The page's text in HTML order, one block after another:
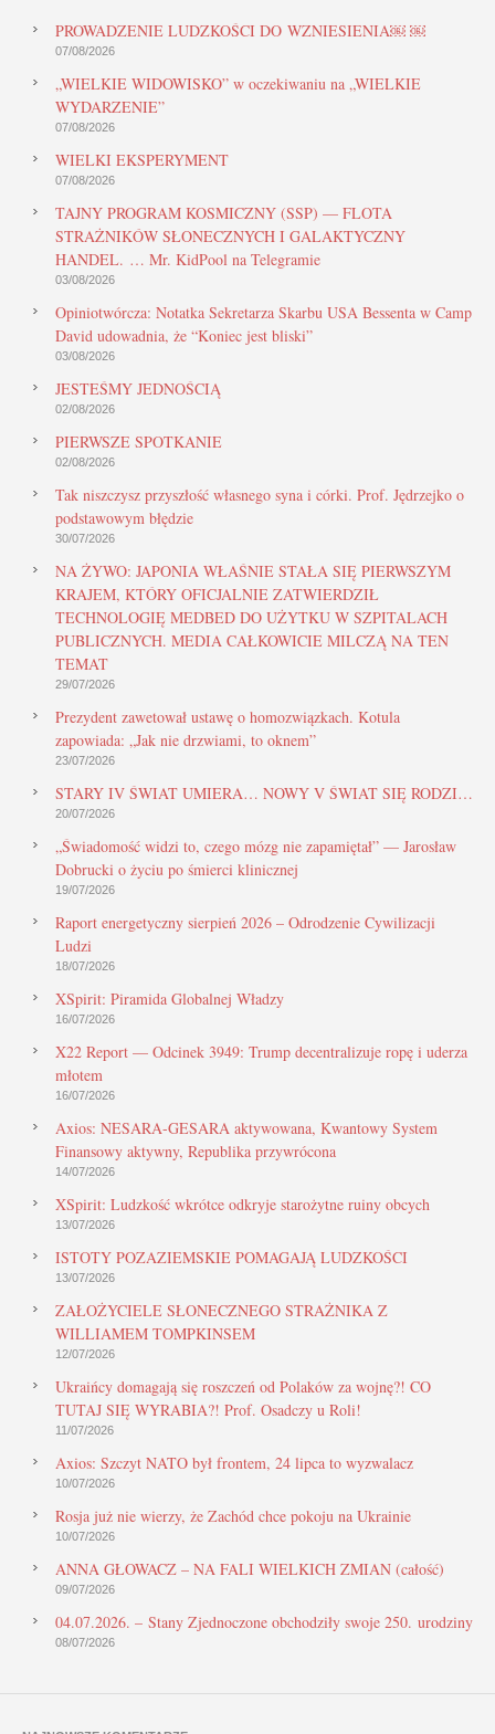
PROWADZENIE LUDZKOŚCI DO WZNIESIENIA￼ ￼
07/08/2026
„WIELKIE WIDOWISKO” w oczekiwaniu na „WIELKIE
WYDARZENIE”
07/08/2026
WIELKI EKSPERYMENT
07/08/2026
TAJNY PROGRAM KOSMICZNY (SSP) — FLOTA
STRAŻNIKÓW SŁONECZNYCH I GALAKTYCZNY
HANDEL. … Mr. KidPool na Telegramie
03/08/2026
Opiniotwórcza: Notatka Sekretarza Skarbu USA Bessenta w Camp
David udowadnia, że “Koniec jest bliski”
03/08/2026
JESTEŚMY JEDNOŚCIĄ
02/08/2026
PIERWSZE SPOTKANIE
02/08/2026
Tak niszczysz przyszłość własnego syna i córki. Prof. Jędrzejko o
podstawowym błędzie
30/07/2026
NA ŻYWO: JAPONIA WŁAŚNIE STAŁA SIĘ PIERWSZYM
KRAJEM, KTÓRY OFICJALNIE ZATWIERDZIŁ
TECHNOLOGIĘ MEDBED DO UŻYTKU W SZPITALACH
PUBLICZNYCH. MEDIA CAŁKOWICIE MILCZĄ NA TEN
TEMAT
29/07/2026
Prezydent zawetował ustawę o homozwiązkach. Kotula
zapowiada: „Jak nie drzwiami, to oknem”
23/07/2026
STARY IV ŚWIAT UMIERA… NOWY V ŚWIAT SIĘ RODZI…
20/07/2026
„Świadomość widzi to, czego mózg nie zapamiętał” — Jarosław
Dobrucki o życiu po śmierci klinicznej
19/07/2026
Raport energetyczny sierpień 2026 – Odrodzenie Cywilizacji
Ludzi
18/07/2026
XSpirit: Piramida Globalnej Władzy
16/07/2026
X22 Report — Odcinek 3949: Trump decentralizuje ropę i uderza
młotem
16/07/2026
Axios: NESARA-GESARA aktywowana, Kwantowy System
Finansowy aktywny, Republika przywrócona
14/07/2026
XSpirit: Ludzkość wkrótce odkryje starożytne ruiny obcych
13/07/2026
ISTOTY POZAZIEMSKIE POMAGAJĄ LUDZKOŚCI
13/07/2026
ZAŁOŻYCIELE SŁONECZNEGO STRAŻNIKA Z
WILLIAMEM TOMPKINSEM
12/07/2026
Ukraińcy domagają się roszczeń od Polaków za wojnę?! CO
TUTAJ SIĘ WYRABIA?! Prof. Osadczy u Roli!
11/07/2026
Axios: Szczyt NATO był frontem, 24 lipca to wyzwalacz
10/07/2026
Rosja już nie wierzy, że Zachód chce pokoju na Ukrainie
10/07/2026
ANNA GŁOWACZ – NA FALI WIELKICH ZMIAN (całość)
09/07/2026
04.07.2026. – Stany Zjednoczone obchodziły swoje 250. urodziny
08/07/2026